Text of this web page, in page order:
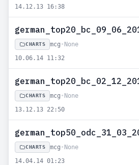
14.12.13 16:38
CHARTS mcg • None
10.06.14 11:32
CHARTS mcg • None
13.12.13 22:50
CHARTS mcg • None
14.04.14 01:23